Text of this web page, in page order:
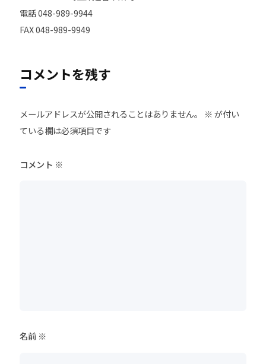
電話 048-989-9944
FAX 048-989-9949
コメントを残す
メールアドレスが公開されることはありません。 ※が付い
ている欄は必須項目です
コメント ※
名前 ※